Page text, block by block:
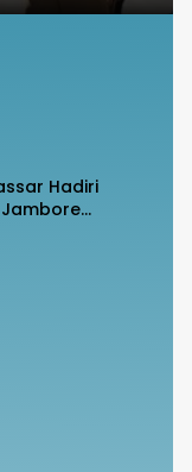
Hadiri
Dukungan bagi